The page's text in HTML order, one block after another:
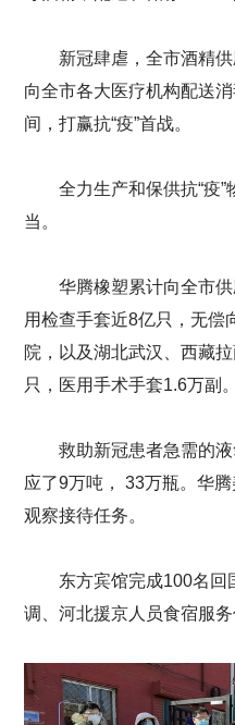
新冠肆虐，全市酒精
向全市各大医疗机构配送
间，打赢抗“疫”首战。
全力生产和保供抗“疫
当。
华腾橡塑累计向全市
用检查手套近8亿只，无偿
院，以及湖北武汉、西藏
只，医用手术手套1.6万副。
救助新冠患者急需的
应了9万吨， 33万瓶。华
观察接待任务。
东方宾馆完成100名回
调、河北援京人员食宿服